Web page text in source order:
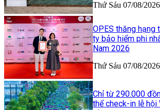
Thứ Sáu 07/08/
OPES thăng hạng
ty bảo hiểm phi
Nam 2026
Thứ Sáu 07/08/
Chỉ từ 290.000
thể check-in lễ